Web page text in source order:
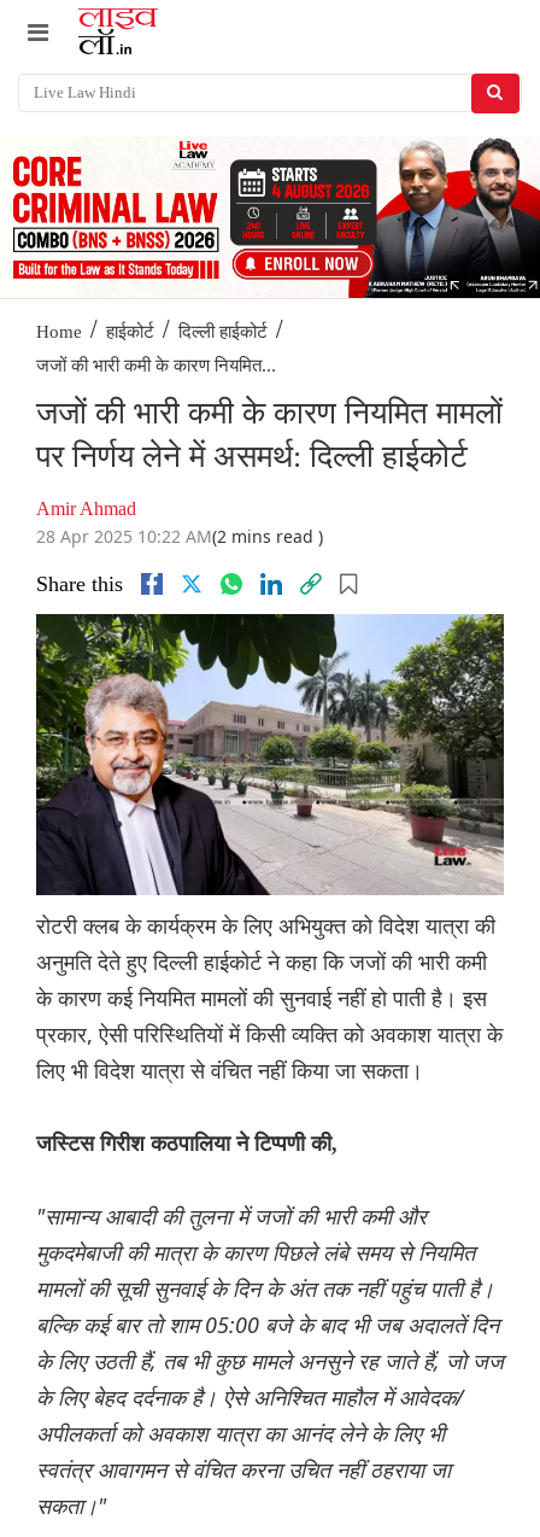
Home / हाईकोर्ट / दिल्ली हाईकोर्ट /
जजों की भारी कमी के कारण नियमित...
जजों की भारी कमी के कारण नियमित मामलों
पर निर्णय लेने में असमर्थ: दिल्ली हाईकोर्ट
Amir Ahmad
28 Apr 2025 10:22 AM(2 mins read )
Share this
रोटरी क्लब के कार्यक्रम के लिए अभियुक्त को विदेश यात्रा की
अनुमति देते हुए दिल्ली हाईकोर्ट ने कहा कि जजों की भारी कमी
के कारण कई नियमित मामलों की सुनवाई नहीं हो पाती है। इस
प्रकार, ऐसी परिस्थितियों में किसी व्यक्ति को अवकाश यात्रा के
लिए भी विदेश यात्रा से वंचित नहीं किया जा सकता।
जस्टिस गिरीश कठपालिया ने टिप्पणी की,
"सामान्य आबादी की तुलना में जजों की भारी कमी और
मुकदमेबाजी की मात्रा के कारण पिछले लंबे समय से नियमित
मामलों की सूची सुनवाई के दिन के अंत तक नहीं पहुंच पाती है।
बल्कि कई बार तो शाम 05:00 बजे के बाद भी जब अदालतें दिन
के लिए उठती हैं, तब भी कुछ मामले अनसुने रह जाते हैं, जो जज
के लिए बेहद दर्दनाक है। ऐसे अनिश्चित माहौल में आवेदक/
अपीलकर्ता को अवकाश यात्रा का आनंद लेने के लिए भी
स्वतंत्र आवागमन से वंचित करना उचित नहीं ठहराया जा
सकता।"